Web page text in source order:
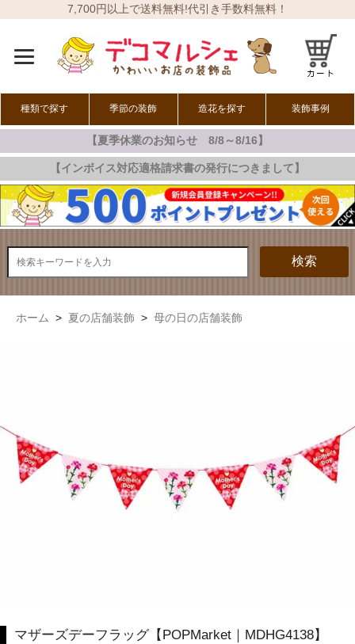
7,700円以上で送料無料!代引き手数料無料！
種類で探す 季節の装飾
春の装飾
夏の装飾
秋の装飾
冬の装飾
オールシーズン
造花を探す 装飾事例
【夏季休業のお知らせ 8/8～8/16】
【インボイス対応適格請求書の発行につきまして】
検索
ホーム > 夏の店舗装飾 > 母の日の店舗装飾
マザーズデーフラッグ【POPMarket｜MDHG4138】